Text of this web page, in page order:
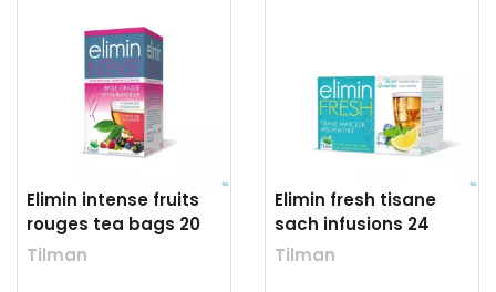
Elimin intense fruits
rouges tea bags 20
Tilman
Elimin fresh tisane
sach infusions 24
Tilman